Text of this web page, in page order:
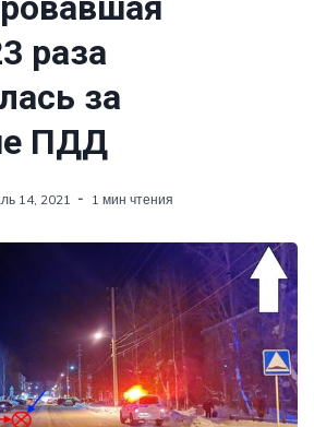
раза
за
ПДД
14, 2021 1 мин чтения